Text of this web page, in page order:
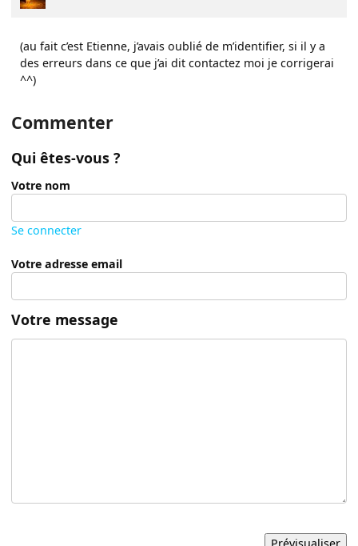
(au fait c’est Etienne, j’avais oublié de m’identifier, si il y a
des erreurs dans ce que j’ai dit contactez moi je corrigerai
^^)
Commenter
Qui êtes-vous ?
Votre nom
Se connecter
Votre adresse email
Votre message